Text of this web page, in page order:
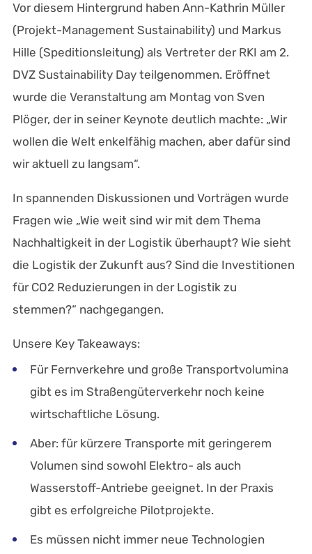
Vor diesem Hintergrund haben Ann-Kathrin Müller
(Projekt-Management Sustainability) und Markus
Hille (Speditionsleitung) als Vertreter der RKI am 2.
DVZ Sustainability Day teilgenommen. Eröffnet
wurde die Veranstaltung am Montag von Sven
Plöger, der in seiner Keynote deutlich machte: „Wir
wollen die Welt enkelfähig machen, aber dafür sind
wir aktuell zu langsam“.
In spannenden Diskussionen und Vorträgen wurde
Fragen wie „Wie weit sind wir mit dem Thema
Nachhaltigkeit in der Logistik überhaupt? Wie sieht
die Logistik der Zukunft aus? Sind die Investitionen
für CO2 Reduzierungen in der Logistik zu
stemmen?“ nachgegangen.
Unsere Key Takeaways:
Für Fernverkehre und große Transportvolumina
gibt es im Straßengüterverkehr noch keine
wirtschaftliche Lösung.
Aber: für kürzere Transporte mit geringerem
Volumen sind sowohl Elektro- als auch
Wasserstoff-Antriebe geeignet. In der Praxis
gibt es erfolgreiche Pilotprojekte.
Es müssen nicht immer neue Technologien